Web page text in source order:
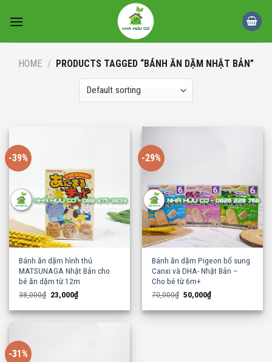
HOME / PRODUCTS TAGGED “BÁNH ĂN DẶM NHẬT BẢN”
-39%
Bánh ăn dặm hình thú
MATSUNAGA Nhật Bản cho
bé ăn dặm từ 12m
38,000₫ Original
price
was:
38,000₫.
23,000₫Current
is:
23,000₫.
-29%
Bánh ăn dặm Pigeon bổ sung
Canxi và DHA- Nhật Bản –
Cho bé từ 6m+
70,000₫ Original
price
was:
70,000₫.
50,000₫Current
is:
50,000₫.
-31%